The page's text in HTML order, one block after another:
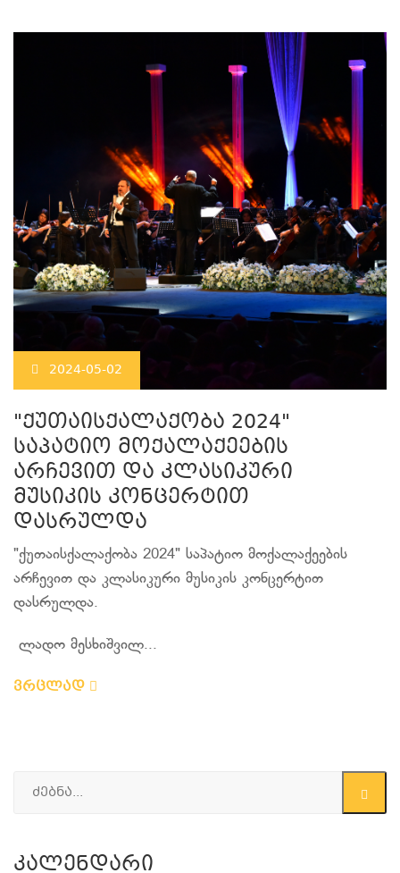
2024-05-02
"ქუთაისქალაქობა 2024"
საპატიო მოქალაქეების
არჩევით და კლასიკური
მუსიკის კონცერტით
დასრულდა
"ქუთაისქალაქობა 2024" საპატიო მოქალაქეების
არჩევით და კლასიკური მუსიკის კონცერტით
დასრულდა.
ლადო მესხიშვილ...
ვრცლად
Კალენდარი